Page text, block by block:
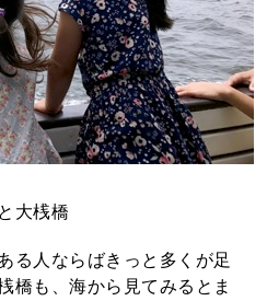
大桟橋
る人ならばきっと多くが足
橋も、海から見てみるとま